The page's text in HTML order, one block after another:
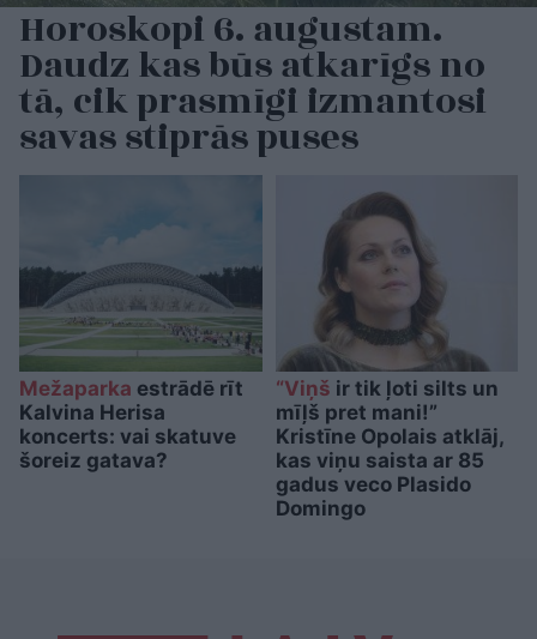
Horoskopi 6. augustam.
Daudz kas būs atkarīgs no
tā, cik prasmīgi izmantosi
savas stiprās puses
Mežaparka estrādē rīt
Kalvina Herisa
koncerts: vai skatuve
šoreiz gatava?
“Viņš ir tik ļoti silts un
mīļš pret mani!”
Kristīne Opolais atklāj,
kas viņu saista ar 85
gadus veco Plasido
Domingo